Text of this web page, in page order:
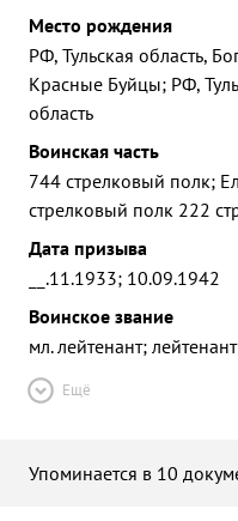
Место рождения
РФ, Тульская область,
Красные Буйцы; РФ,
область
Воинская часть
744 стрелковый полк;
стрелковый полк 222
Дата призыва
__.11.1933; 10.09.1942
Воинское звание
мл. лейтенант; лейтенант
Ещё
Упоминается в 10